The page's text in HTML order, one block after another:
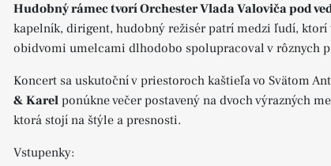
Hudobný rámec tvorí Orchester Vlada Valoviča pod
kapelník, dirigent, hudobný režisér patrí medzi ľudí,
obidvomi umelcami dlhodobo spolupracoval v rôznych
Koncert sa uskutoční v priestoroch kaštieľa vo Svätom
& Karel ponúkne večer postavený na dvoch výrazných
ktorá stojí na štýle a presnosti.
Vstupenky: